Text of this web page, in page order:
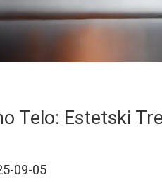
Telo: Estetski
09-05